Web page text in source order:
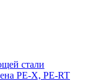
стали
PE-X, PE-RT